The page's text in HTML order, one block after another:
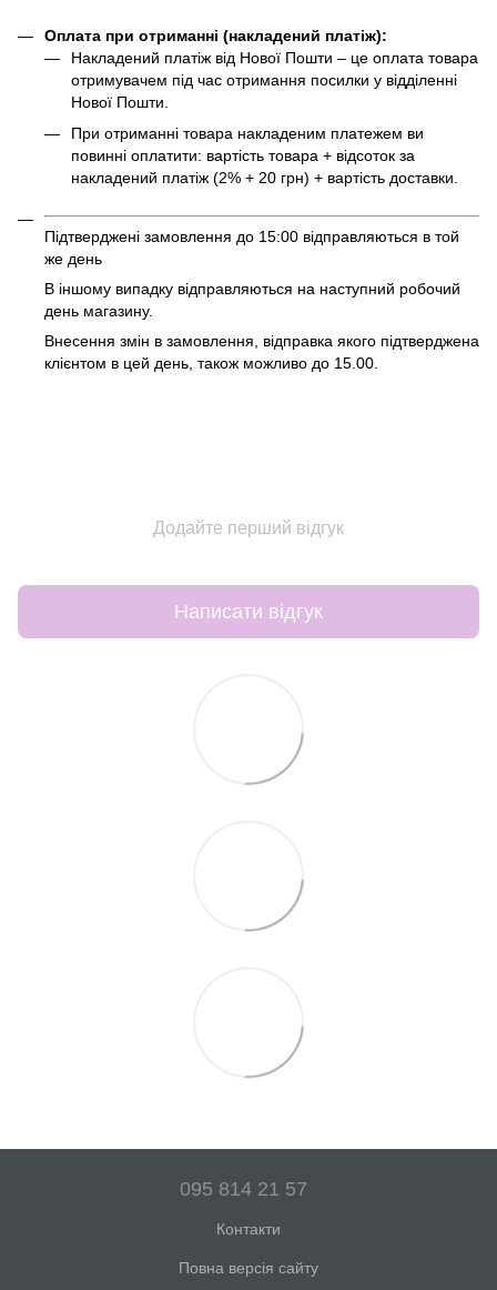
Оплата при отриманні (накладений платіж):
Накладений платіж від Нової Пошти – це оплата товара
отримувачем під час отримання посилки у відділенні
Нової Пошти.
При отриманні товара накладеним платежем ви
повинні оплатити: вартість товара + відсоток за
накладений платіж (2% + 20 грн) + вартість доставки.
Підтверджені замовлення до 15:00 відправляються в той
же день
В іншому випадку відправляються на наступний робочий
день магазину.
Внесення змін в замовлення, відправка якого підтверджена
клієнтом в цей день, також можливо до 15.00.
Додайте перший відгук
Написати відгук
095 814 21 57
Контакти
Повна версія сайту